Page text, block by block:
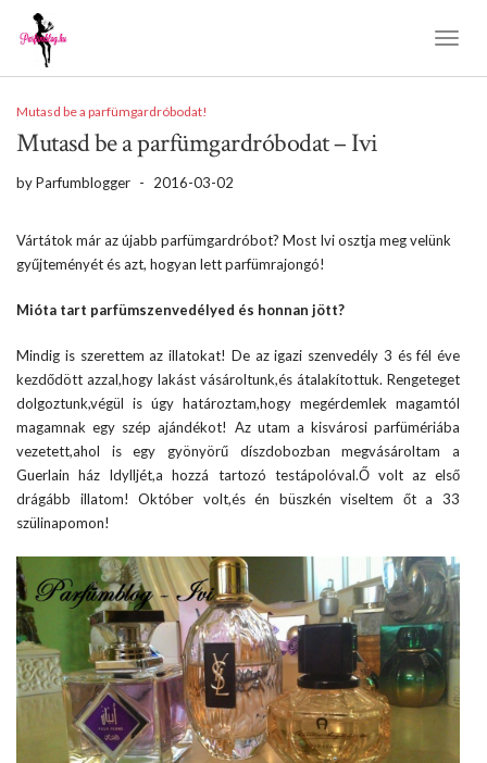
Mutasd be a parfümgardróbodat!
Mutasd be a parfümgardróbodat – Ivi
byParfumblogger - 2016-03-02
Vártátok már az újabb parfümgardróbot? Most Ivi osztja meg velünk
gyűjteményét és azt, hogyan lett parfümrajongó!
Mióta tart parfümszenvedélyed és honnan jött?
Mindig is szerettem az illatokat! De az igazi szenvedély 3 és fél éve
kezdődött azzal,hogy lakást vásároltunk,és átalakítottuk. Rengeteget
dolgoztunk,végül is úgy határoztam,hogy megérdemlek magamtól
magamnak egy szép ajándékot! Az utam a kisvárosi parfümériába
vezetett,ahol is egy gyönyörű díszdobozban megvásároltam a
Guerlain ház Idylljét,a hozzá tartozó testápolóval.Ő volt az első
drágább illatom! Október volt,és én büszkén viseltem őt a 33
szülinapomon!